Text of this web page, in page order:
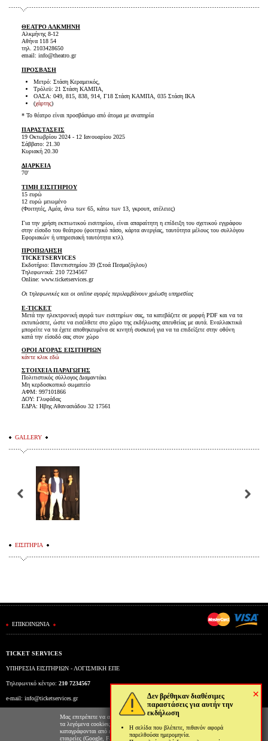
×
Δεν βρέθηκαν διαθέσιμες
παραστάσεις για αυτήν την
εκδήλωση
Η σελίδα που βλέπετε, πιθανόν αφορά
παρελθούσα ημερομηνία.
ΘΕΑΤΡΟ ΑΛΚΜΗΝΗ
Αλκμήνης 8-12
Αθήνα 118 54
τηλ. 2103428650
email: info@theatro.gr
ΠΡΟΣΒΑΣΗ
Μετρό: Στάση Κεραμεικός,
Τρόλεϋ: 21 Στάση ΚΑΜΠΑ,
ΟΑΣΑ: 049, 815, 838, 914, Γ18 Στάση ΚΑΜΠΑ, 035 Στάση ΙΚΑ
(χάρτης)
* Το θέατρο είναι προσβάσιμο από άτομα με αναπηρία
ΠΑΡΑΣΤΑΣΕΙΣ
19 Οκτωβρίου 2024 - 12 Ιανουαρίου 2025
Σάββατο: 21.30
Κυριακή 20.30
ΔΙΑΡΚΕΙΑ
70'
ΤΙΜΗ ΕΙΣΙΤΗΡΙΟΥ
15 ευρώ
12 ευρώ μειωμένο
(Φοιτητές, Αμέα, άνω των 65, κάτω των 13, γκρουπ, ατέλειες)
Για την χρήση εκπτωτικού εισιτηρίου, είναι απαραίτητη η επίδειξη του σχετικού εγγράφου
στην είσοδο του θεάτρου (φοιτηικό πάσο, κάρτα ανεργίας, ταυτότητα μέλους του συλλόγου
Εφοριακών ή υπηρεσιακή ταυτότητα κτλ).
ΠΡΟΠΩΛΗΣΗ
TICKETSERVICES
Εκδοτήριο: Πανεπιστημίου 39 (Στοά Πεσμαζόγλου)
Τηλεφωνικά: 210 7234567
Online: www.ticketservices.gr
Οι τηλεφωνικές και οι online αγορές περιλαμβάνουν χρέωση υπηρεσίας
E-TICKET
Μετά την ηλεκτρονική αγορά των εισιτηρίων σας, τα κατεβάζετε σε μορφή PDF και να τα
εκτυπώσετε, ώστε να εισέλθετε στο χώρο της εκδήλωσης απευθείας με αυτά. Εναλλακτικά
μπορείτε να τα έχετε αποθηκευμένα σε κινητή συσκευή για να τα επιδείξετε στην οθόνη
κατά την είσοδό σας στον χώρο
ΟΡΟΙ ΑΓΟΡΑΣ ΕΙΣΙΤΗΡΙΩΝ
κάντε κλικ εδώ
ΣΤΟΙΧΕΙΑ ΠΑΡΑΓΩΓΗΣ
Πολιτιστικός σύλλογος Διαμαντάκι
Μη κερδοσκοπικό σωματείο
ΑΦΜ: 997101866
ΔΟΥ: Γλυφάδας
ΕΔΡΑ: Ηβης Αθανασιάδου 32 17561
GALLERY
ΕΙΣΙΤΗΡΙΑ
ΕΠΙΚΟΙΝΩΝΙΑ
TICKET SERVICES
ΥΠΗΡΕΣΙΑ ΕΙΣΙΤΗΡΙΩΝ - ΛΟΓΙΣΜΙΚΗ ΕΠΕ
Τηλεφωνικό κέντρο: 210 7234567
e-mail: info@ticketservices.gr
Εκδοτήριο: Πανεπιστημίου 39 (Στοά Πεσμαζόγλου), Αθήνα
Ώρες λειτουργίας εκδοτηρίου: Δευ-Παρ: 9πμ-5μμ
Μας επιτρέπετε να αποθηκεύουμε στον φυλλομετρητή σας
τα λεγόμενα cookies; Με αυτόν τον τρόπο θα
καταγράφονται από εμάς και τρίτες συνεργαζόμενες
εταιρείες (Google, Facebook κτλ) στοιχεία επισκεψιμότητας